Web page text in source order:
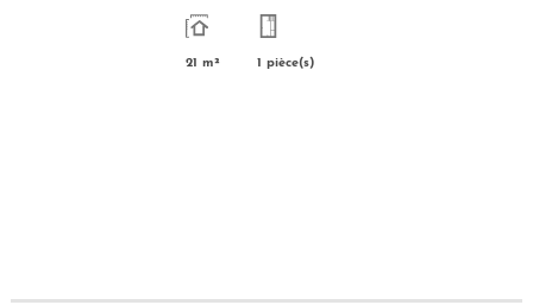
21 m² 1 pièce(s)